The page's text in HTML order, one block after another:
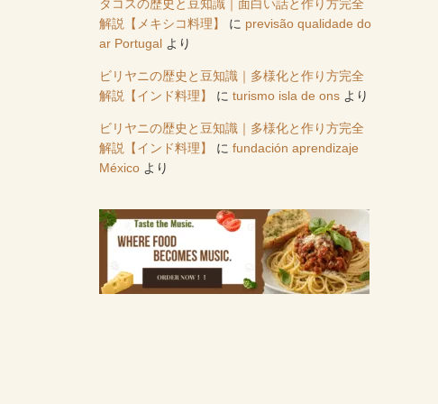
タコスの歴史と豆知識｜面白い話と作り方完全
解説【メキシコ料理】
に previsão qualidade do
ar Portugal より
ビリヤニの歴史と豆知識｜多様化と作り方完全
解説【インド料理】
に turismo isla de ons より
ビリヤニの歴史と豆知識｜多様化と作り方完全
解説【インド料理】
に fundación aprendizaje
México より